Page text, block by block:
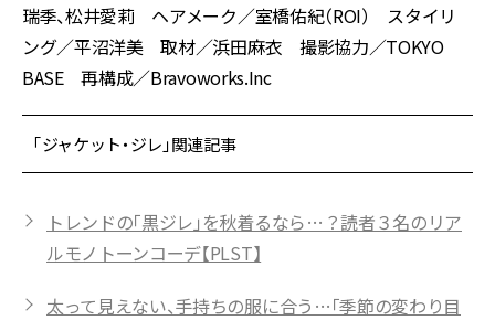
瑞季、松井愛莉 ヘアメーク／室橋佑紀（ROI） スタイリ
ング／平沼洋美 取材／浜田麻衣 撮影協力／TOKYO
BASE 再構成／Bravoworks.Inc
「ジャケット・ジレ」関連記事
トレンドの「黒ジレ」を秋着るなら…？読者３名のリア
ルモノトーンコーデ【PLST】
太って見えない、手持ちの服に合う…「季節の変わり目